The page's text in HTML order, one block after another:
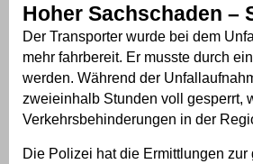
Hoher Sachschaden –
Der Transporter wurde bei dem
mehr fahrbereit. Er musste durch
werden. Während der
zweieinhalb Stunden voll gesperrt,
Verkehrsbehinderungen in der
Die Polizei hat die Ermittlungen